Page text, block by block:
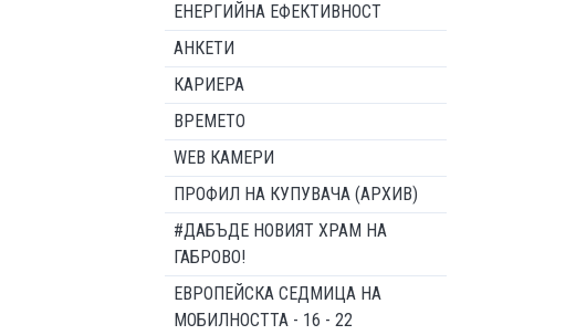
ЕНЕРГИЙНА ЕФЕКТИВНОСТ
АНКЕТИ
КАРИЕРА
ВРЕМЕТО
WEB КАМЕРИ
ПРОФИЛ НА КУПУВАЧА (АРХИВ)
#ДАБЪДЕ НОВИЯТ ХРАМ НА
ГАБРОВО!
ЕВРОПЕЙСКА СЕДМИЦА НА
МОБИЛНОСТТА - 16 - 22